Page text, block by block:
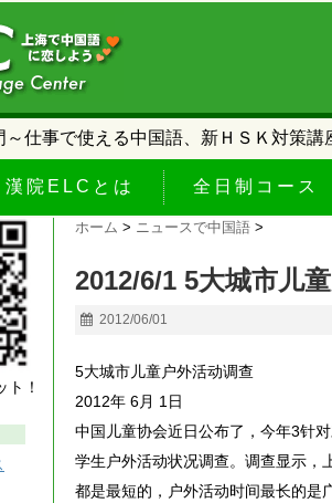
～仕事で使える中国語、新ＨＳＫ対策
漢院ELCとは 全日制コース
ホーム > ニュースで中国語 >
2012/6/1 5大城市儿
2012/06/01
5大城市儿童户外活动调查
2012年 6月 1日
中国儿童协会近日公布了，今年3针
学生户外活动状况调查。调查显示，
都是最短的，户外活动时间最长的是
ト！